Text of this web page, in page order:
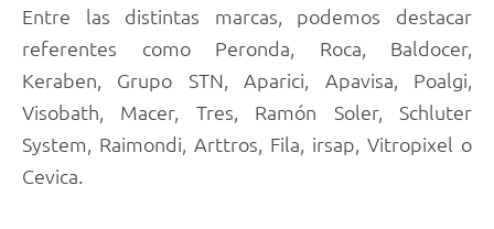
Entre las distintas marcas, podemos destacar
referentes como Peronda, Roca, Baldocer,
Keraben, Grupo STN, Aparici, Apavisa, Poalgi,
Visobath, Macer, Tres, Ramón Soler, Schluter
System, Raimondi, Arttros, Fila, irsap, Vitropixel o
Cevica.